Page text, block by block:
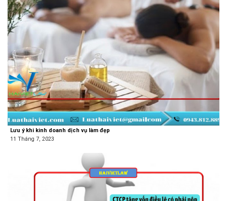
Lưu ý khi kinh doanh dịch vụ làm đẹp
11 Tháng 7, 2023